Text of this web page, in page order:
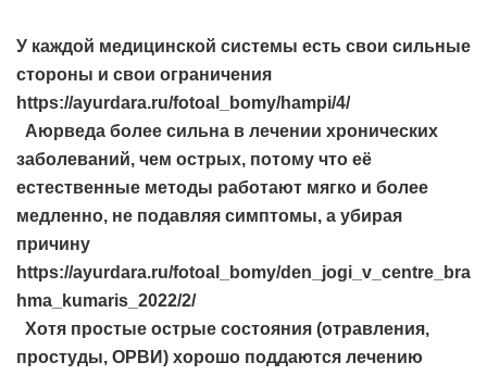
У каждой медицинской системы есть свои сильные
стороны и свои ограничения
https://ayurdara.ru/fotoal_bomy/hampi/4/
Аюрведа более сильна в лечении хронических
заболеваний, чем острых, потому что её
естественные методы работают мягко и более
медленно, не подавляя симптомы, а убирая
причину
https://ayurdara.ru/fotoal_bomy/den_jogi_v_centre_bra
hma_kumaris_2022/2/
Хотя простые острые состояния (отравления,
простуды, ОРВИ) хорошо поддаются лечению